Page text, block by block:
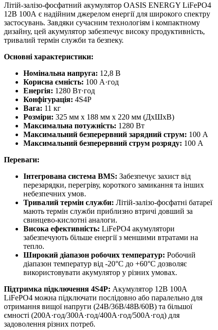
Літій-залізо-фосфатний акумулятор OASIS ENERGY LiFePO4
12В 100А є надійним джерелом енергії для широкого спектру
застосувань. Завдяки сучасним технологіям і компактному
дизайну, цей акумулятор забезпечує високу продуктивність,
тривалий термін служби та безпеку.
Основні характеристики:
Номінальна напруга: 12,8 В
Корисна ємність: 100 А·год
Енергія: 1280 Вт·год
Конфігурація: 4S4P
Вага: 11 кг
Розміри: 325 мм x 188 мм x 220 мм (ДxШxВ)
Максимальна потужність: 1280 Вт
Максимальний безперервний зарядний струм: 100 А
Максимальний безперервний струм розряду: 100 А
Переваги:
Інтегрована система BMS: Забезпечує захист від
перезарядки, перегріву, короткого замикання та інших
небезпечних умов.
Тривалий термін служби: Літій-залізо-фосфатні батареї
мають термін служби приблизно втричі довший за
свинцево-кислотні аналоги.
Висока ефективність: LiFePO4 акумулятори
забезпечують більше енергії з меншими втратами на
тепло.
Широкий діапазон робочих температур: Робочий
діапазон температур від -20°C до +60°C дозволяє
використовувати акумулятор у різних умовах.
Підтримка підключення 4S4P: Акумулятор 12В 100А
LiFePO4 можна підключати послідовно або паралельно для
отримання вищої напруги (24В/36В/48В/60В) та більшої
ємності (200А·год/300А·год/400А·год/500А·год) для
задоволення різних потреб.